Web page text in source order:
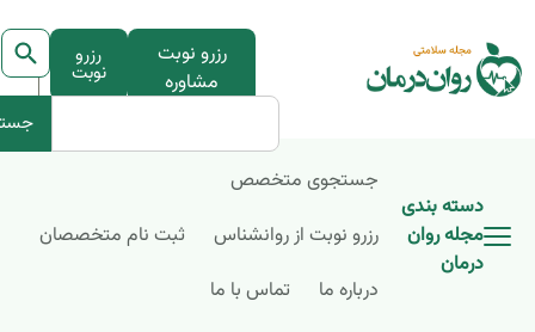
رزرو نوبت
مشاوره
رزرو
نوبت
دسته بندی
مجله روان
درمان
جستجوی متخصص
رزرو نوبت از روانشناس
ثبت نام متخصصان
درباره ما
تماس با ما